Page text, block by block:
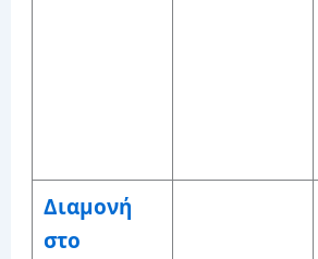
Διαμονή
στο